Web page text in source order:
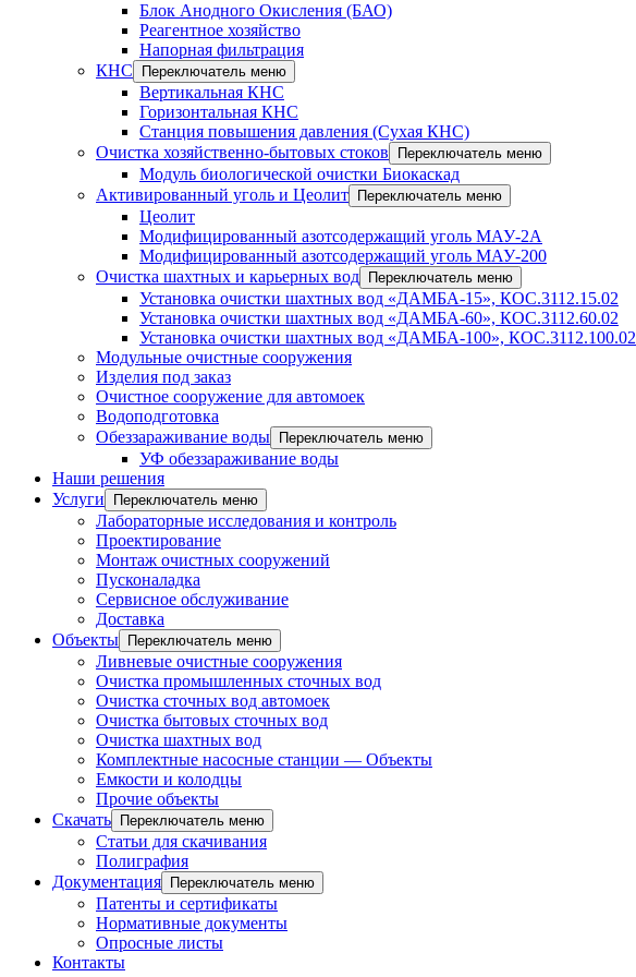
Блок Анодного Окисления (БАО)
Реагентное хозяйство
Напорная фильтрация
КНС
Переключатель меню
Вертикальная КНС
Горизонтальная КНС
Станция повышения давления (Сухая КНС)
Очистка хозяйственно-бытовых стоков
Переключатель меню
Модуль биологической очистки Биокаскад
Активированный уголь и Цеолит
Переключатель меню
Цеолит
Модифицированный азотсодержащий уголь МАУ-2А
Модифицированный азотсодержащий уголь МАУ-200
Очистка шахтных и карьерных вод
Переключатель меню
Установка очистки шахтных вод «ДАМБА-15», КОС.3112.15.02
Установка очистки шахтных вод «ДАМБА-60», КОС.3112.60.02
Установка очистки шахтных вод «ДАМБА-100», КОС.3112.100.02
Модульные очистные сооружения
Изделия под заказ
Очистное сооружение для автомоек
Водоподготовка
Обеззараживание воды
Переключатель меню
УФ обеззараживание воды
Наши решения
Услуги
Переключатель меню
Лабораторные исследования и контроль
Проектирование
Монтаж очистных сооружений
Пусконаладка
Сервисное обслуживание
Доставка
Объекты
Переключатель меню
Ливневые очистные сооружения
Очистка промышленных сточных вод
Очистка сточных вод автомоек
Очистка бытовых сточных вод
Очистка шахтных вод
Комплектные насосные станции — Объекты
Емкости и колодцы
Прочие объекты
Скачать
Переключатель меню
Статьи для скачивания
Полиграфия
Документация
Переключатель меню
Патенты и сертификаты
Нормативные документы
Опросные листы
Контакты